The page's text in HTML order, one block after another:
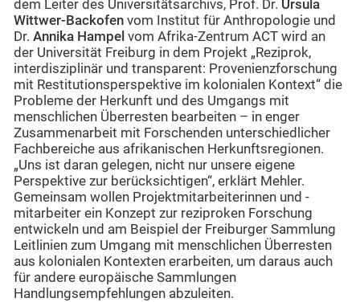
dem Leiter des Universitätsarchivs, Prof. Dr. Ursula
Wittwer-Backofen vom Institut für Anthropologie und
Dr. Annika Hampel vom Afrika-Zentrum ACT wird an
der Universität Freiburg in dem Projekt „Reziprok,
interdisziplinär und transparent: Provenienzforschung
mit Restitutionsperspektive im kolonialen Kontext“ die
Probleme der Herkunft und des Umgangs mit
menschlichen Überresten bearbeiten – in enger
Zusammenarbeit mit Forschenden unterschiedlicher
Fachbereiche aus afrikanischen Herkunftsregionen.
„Uns ist daran gelegen, nicht nur unsere eigene
Perspektive zur berücksichtigen“, erklärt Mehler.
Gemeinsam wollen Projektmitarbeiterinnen und -
mitarbeiter ein Konzept zur reziproken Forschung
entwickeln und am Beispiel der Freiburger Sammlung
Leitlinien zum Umgang mit menschlichen Überresten
aus kolonialen Kontexten erarbeiten, um daraus auch
für andere europäische Sammlungen
Handlungsempfehlungen abzuleiten.